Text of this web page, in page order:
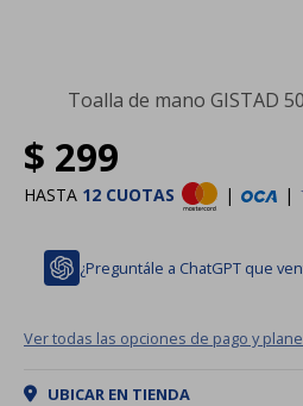
Toalla de mano GISTAD
$ 299
HASTA 12 CUOTAS | |
¿Preguntále a ChatGPT que
Ver todas las opciones de pago y
UBICAR EN TIENDA